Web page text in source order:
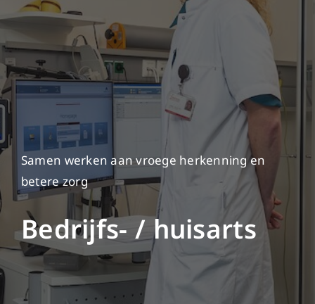
Samen werken aan vroege herkenning en
betere zorg
Bedrijfs- / huisarts